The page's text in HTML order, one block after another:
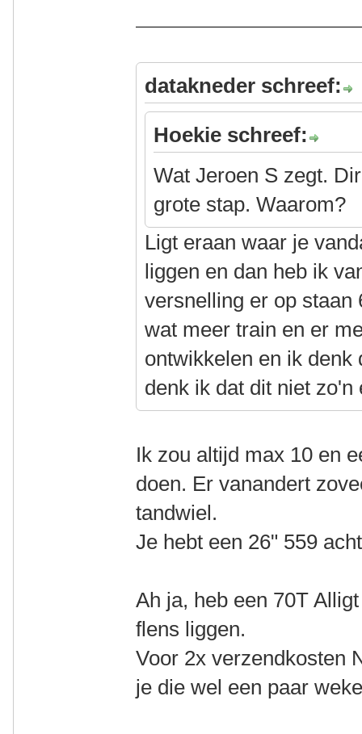
datakneder schreef:
Hoekie schreef:
Wat Jeroen S zegt.
grote stap. Waarom?
Ligt eraan waar je
liggen en dan heb ik
versnelling er op staan
wat meer train en er
ontwikkelen en ik
denk ik dat dit niet
Ik zou altijd max 10 en
doen. Er vanandert
tandwiel.
Je hebt een 26" 559
Ah ja, heb een 70T
flens liggen.
Voor 2x verzendkosten
je die wel een paar